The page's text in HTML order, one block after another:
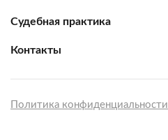
Судебная практика
Контакты
Политика конфиденциальности